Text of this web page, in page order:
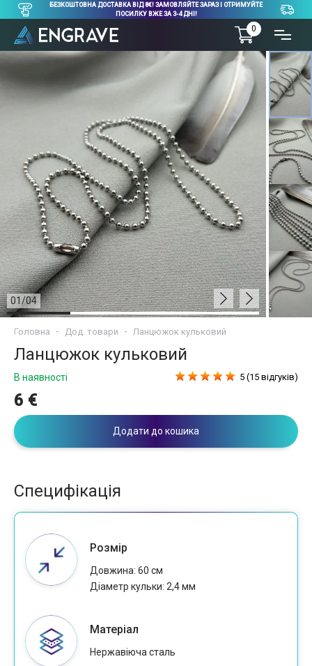
БЕЗКОШТОВНА ДОСТАВКА ВІД 8€! ЗАМОВЛЯЙТЕ ЗАРАЗ І ОТРИМУЙТЕ
ПОСИЛКУ ВЖЕ ЗА 3-4 ДНІ!
0
01 /04
Головна Дод. товари Ланцюжок кульковий
Ланцюжок кульковий
В наявності
6 €
5 (15 відгуків)
Додати до кошика
Специфікація
Розмір
Довжина: 60 см
Діаметр кульки: 2,4 мм
Матеріал
Нержавіюча сталь